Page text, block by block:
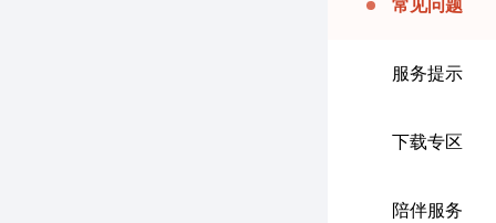
常见问题
服务提示
下载专区
陪伴服务